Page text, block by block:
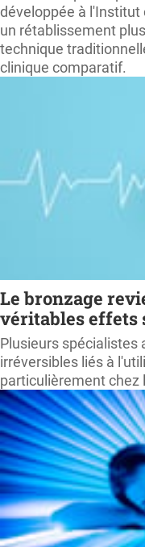
développée à
un rétablissement
technique
clinique comparatif.
Le bronzage
véritables effets
Plusieurs spécialistes
irréversibles liés à
particulièrement chez